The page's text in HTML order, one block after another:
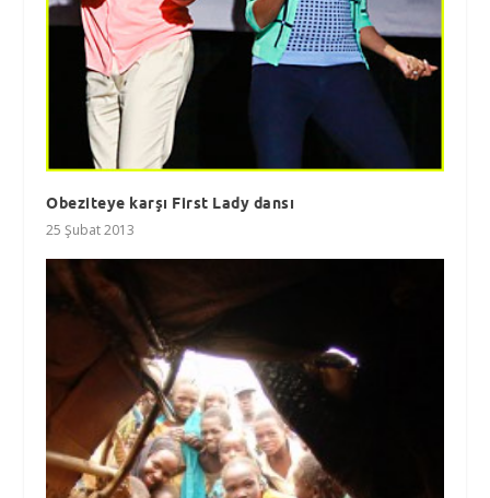
Obeziteye karşı First Lady dansı
25 Şubat 2013